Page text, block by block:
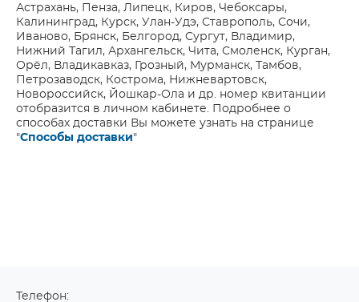
Астрахань, Пенза, Липецк, Киров, Чебоксары,
Калининград, Курск, Улан-Удэ, Ставрополь, Сочи,
Иваново, Брянск, Белгород, Сургут, Владимир,
Нижний Тагил, Архангельск, Чита, Смоленск, Курган,
Орёл, Владикавказ, Грозный, Мурманск, Тамбов,
Петрозаводск, Кострома, Нижневартовск,
Новороссийск, Йошкар-Ола и др. номер квитанции
отобразится в личном кабинете. Подробнее о
способах доставки Вы можете узнать на странице
"Способы доставки"
Телефон: